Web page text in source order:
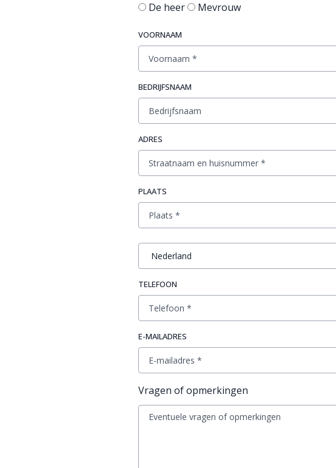
De heer Mevrouw
VOORNAAM
BEDRIJFSNAAM
ADRES
PLAATS
TELEFOON
E-MAILADRES
Vragen of opmerkingen